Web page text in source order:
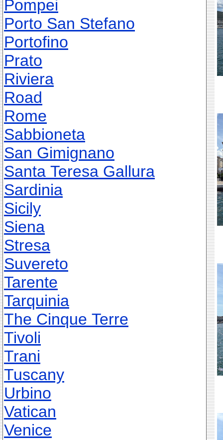
Pompei
Porto San Stefano
Portofino
Prato
Riviera
Road
Rome
Sabbioneta
San Gimignano
Santa Teresa Gallura
Sardinia
Sicily
Siena
Stresa
Suvereto
Tarente
Tarquinia
The Cinque Terre
Tivoli
Trani
Tuscany
Urbino
Vatican
Venice